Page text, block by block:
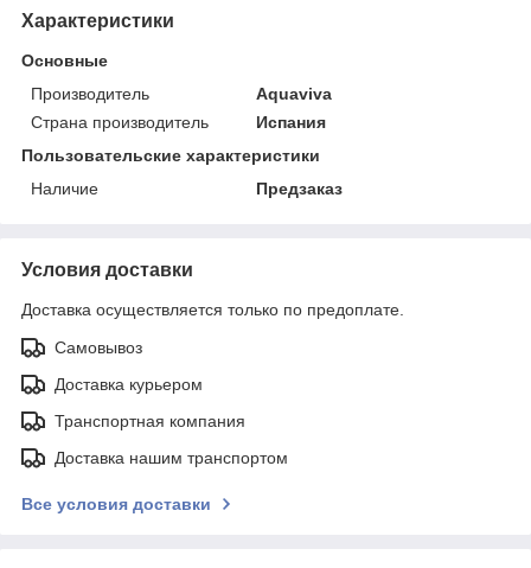
Характеристики
Основные
Производитель
Aquaviva
Страна производитель
Испания
Пользовательские характеристики
Наличие
Предзаказ
Условия доставки
Доставка осуществляется только по предоплате.
Самовывоз
Доставка курьером
Транспортная компания
Доставка нашим транспортом
Все условия доставки